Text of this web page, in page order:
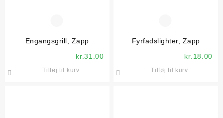
Engangsgrill, Zapp
kr.31.00
Tilføj til kurv
Fyrfadslighter, Zapp
kr.18.00
Tilføj til kurv